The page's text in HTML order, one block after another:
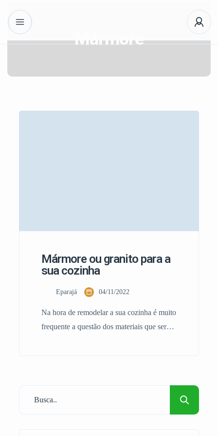
Mármore
Mármore ou granito para a
sua cozinha
Eparajá 04/11/2022
Na hora de remodelar a sua cozinha é muito
frequente a questão dos materiais que serão
pedra que será utilizado para cobertura das